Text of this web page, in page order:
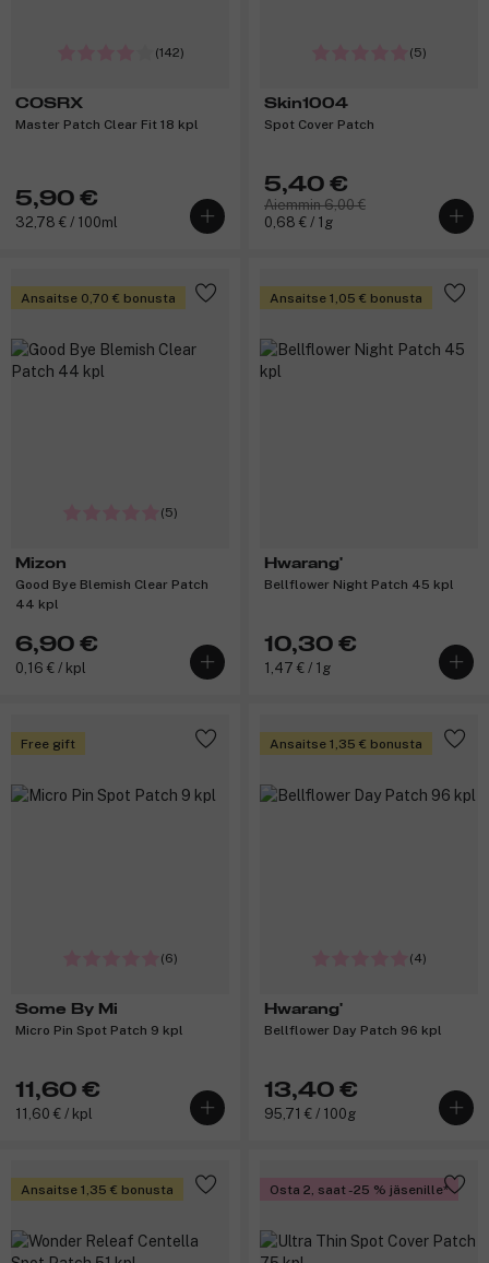
(142)
COSRX
Master Patch Clear Fit 18 kpl
5,90 €
32,78 € / 100ml
(5)
Skin1004
Spot Cover Patch
5,40 €
Aiemmin 6,00 €
0,68 € / 1g
Ansaitse 0,70 € bonusta
(5)
Mizon
Good Bye Blemish Clear Patch
44 kpl
6,90 €
0,16 € / kpl
Ansaitse 1,05 € bonusta
Hwarang'
Bellflower Night Patch 45 kpl
10,30 €
1,47 € / 1g
Free gift
(6)
Some By Mi
Micro Pin Spot Patch 9 kpl
11,60 €
11,60 € / kpl
Ansaitse 1,35 € bonusta
(4)
Hwarang'
Bellflower Day Patch 96 kpl
13,40 €
95,71 € / 100g
Ansaitse 1,35 € bonusta Osta 2, saat -25 % jäsenille